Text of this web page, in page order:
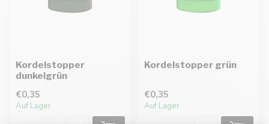
Kordelstopper
dunkelgrün
€0,35
Auf Lager
Kordelstopper grün
€0,35
Auf Lager